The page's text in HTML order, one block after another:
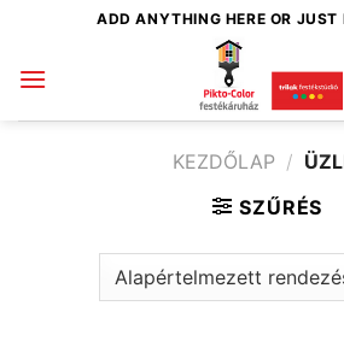
content
ADD ANYTHING HERE OR JUST
KEZDŐLAP /
SZŰRÉS